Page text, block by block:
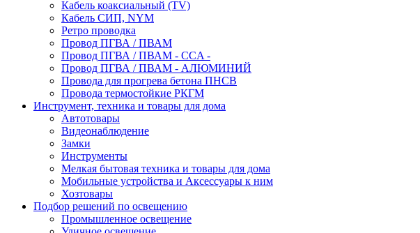
Кабель коаксиальный (TV)
Кабель СИП, NYM
Ретро проводка
Провод ПГВА / ПВАМ
Провод ПГВА / ПВАМ - CCA -
Провод ПГВА / ПВАМ - АЛЮМИНИЙ
Провода для прогрева бетона ПНСВ
Провода термостойкие РКГМ
Инструмент, техника и товары для дома
Автотовары
Видеонаблюдение
Замки
Инструменты
Мелкая бытовая техника и товары для дома
Мобильные устройства и Аксессуары к ним
Хозтовары
Подбор решений по освещению
Промышленное освещение